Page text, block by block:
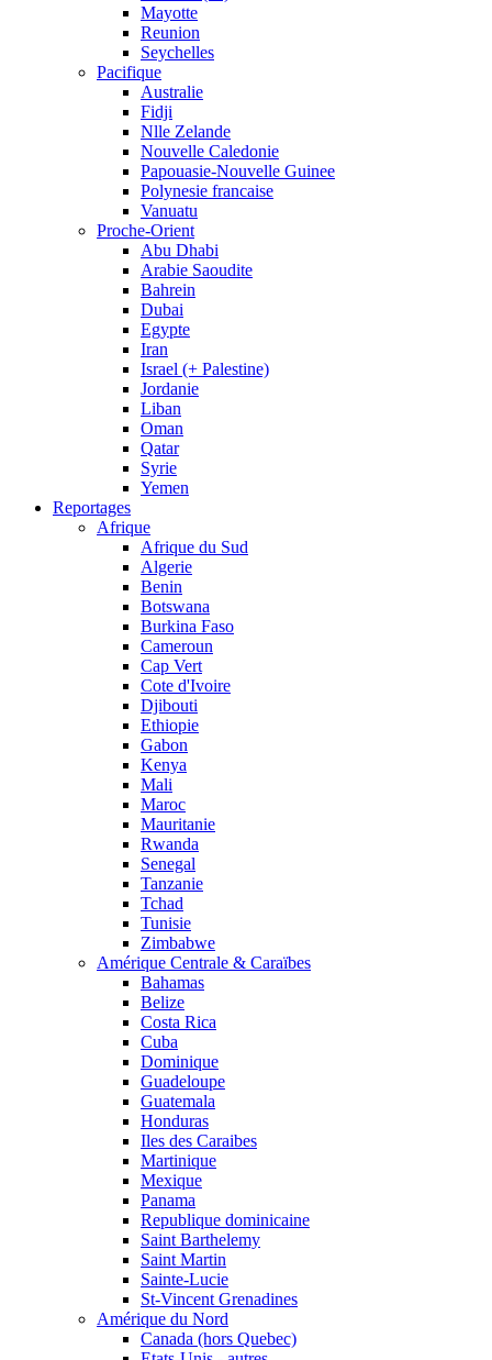
Mayotte
Reunion
Seychelles
Pacifique
Australie
Fidji
Nlle Zelande
Nouvelle Caledonie
Papouasie-Nouvelle Guinee
Polynesie francaise
Vanuatu
Proche-Orient
Abu Dhabi
Arabie Saoudite
Bahrein
Dubai
Egypte
Iran
Israel (+ Palestine)
Jordanie
Liban
Oman
Qatar
Syrie
Yemen
Reportages
Afrique
Afrique du Sud
Algerie
Benin
Botswana
Burkina Faso
Cameroun
Cap Vert
Cote d'Ivoire
Djibouti
Ethiopie
Gabon
Kenya
Mali
Maroc
Mauritanie
Rwanda
Senegal
Tanzanie
Tchad
Tunisie
Zimbabwe
Amérique Centrale & Caraïbes
Bahamas
Belize
Costa Rica
Cuba
Dominique
Guadeloupe
Guatemala
Honduras
Iles des Caraibes
Martinique
Mexique
Panama
Republique dominicaine
Saint Barthelemy
Saint Martin
Sainte-Lucie
St-Vincent Grenadines
Amérique du Nord
Canada (hors Quebec)